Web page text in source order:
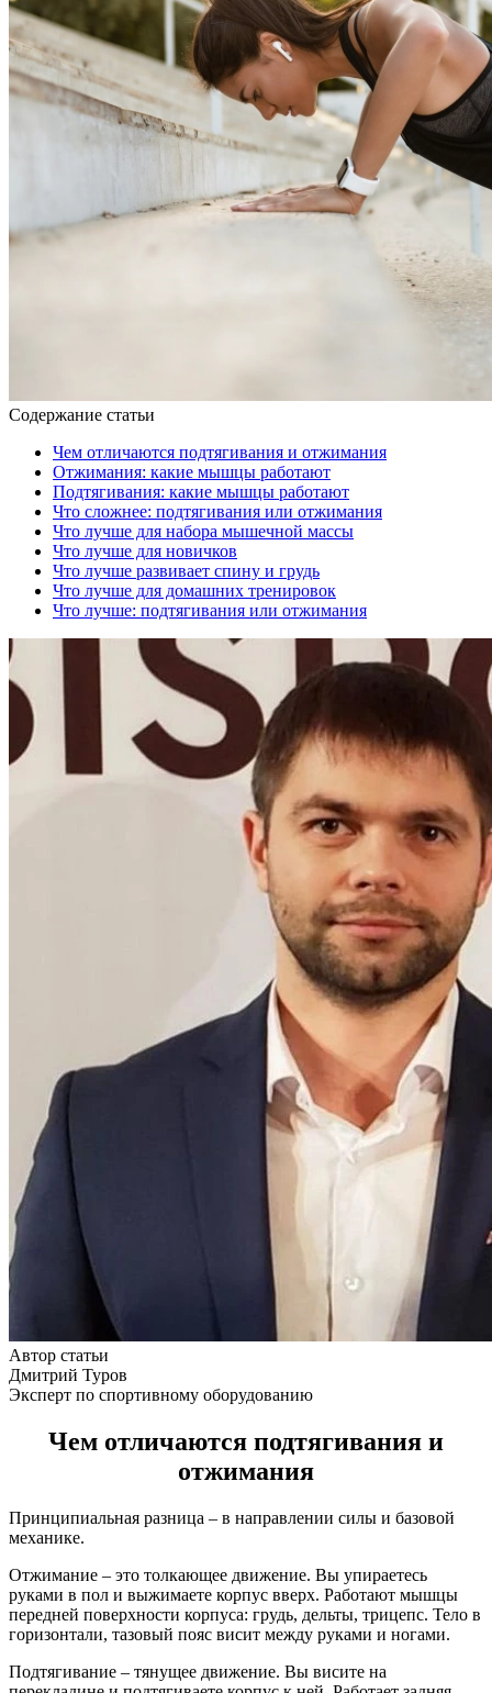
Содержание статьи
Чем отличаются подтягивания и отжимания
Отжимания: какие мышцы работают
Подтягивания: какие мышцы работают
Что сложнее: подтягивания или отжимания
Что лучше для набора мышечной массы
Что лучше для новичков
Что лучше развивает спину и грудь
Что лучше для домашних тренировок
Что лучше: подтягивания или отжимания
Автор статьи
Дмитрий Туров
Эксперт по спортивному оборудованию
Чем отличаются подтягивания и
отжимания
Принципиальная разница – в направлении силы и базовой
механике.
Отжимание – это толкающее движение. Вы упираетесь
руками в пол и выжимаете корпус вверх. Работают мышцы
передней поверхности корпуса: грудь, дельты, трицепс. Тело в
горизонтали, тазовый пояс висит между руками и ногами.
Подтягивание – тянущее движение. Вы висите на